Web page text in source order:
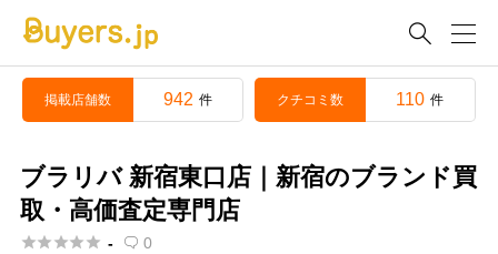

掲載店舗数 942 件 クチコミ数 110 件
ブラリバ 新宿東口店｜新宿のブランド買
取・高価査定専門店
 -  0